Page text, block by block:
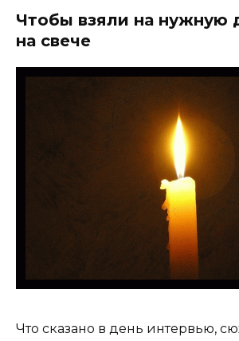
Чтобы взяли на нужную
на свече
Что сказано в день интервью,